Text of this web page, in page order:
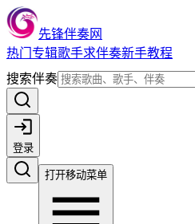
先锋伴奏网
热门 专辑歌手求伴奏新手教程
搜索伴奏
登录
打开移动菜单